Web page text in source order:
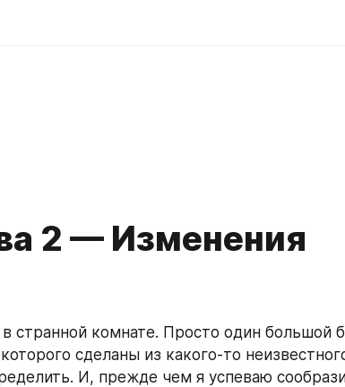
2 — Изменения
странной комнате. Просто один большой
сделаны из какого-то
И, прежде чем я успеваю